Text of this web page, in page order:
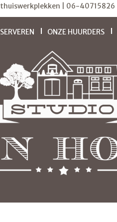
| 06-40715826 |
ONZE HUURDERS